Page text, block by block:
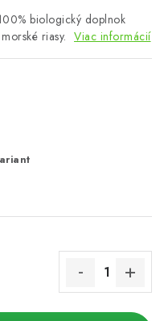
biologický doplnok
riasy. Viac informácií